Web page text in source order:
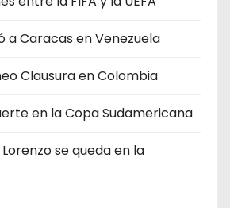
a Caracas en Venezuela
Clausura en Colombia
en la Copa Sudamericana
Lorenzo se queda en la